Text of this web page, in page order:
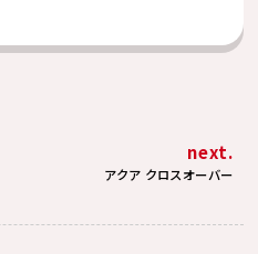
next.
アクア クロスオーバー